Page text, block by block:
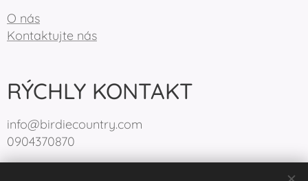
O nás
Kontaktujte nás
RÝCHLY KONTAKT
info@birdiecountry.com
0904370870